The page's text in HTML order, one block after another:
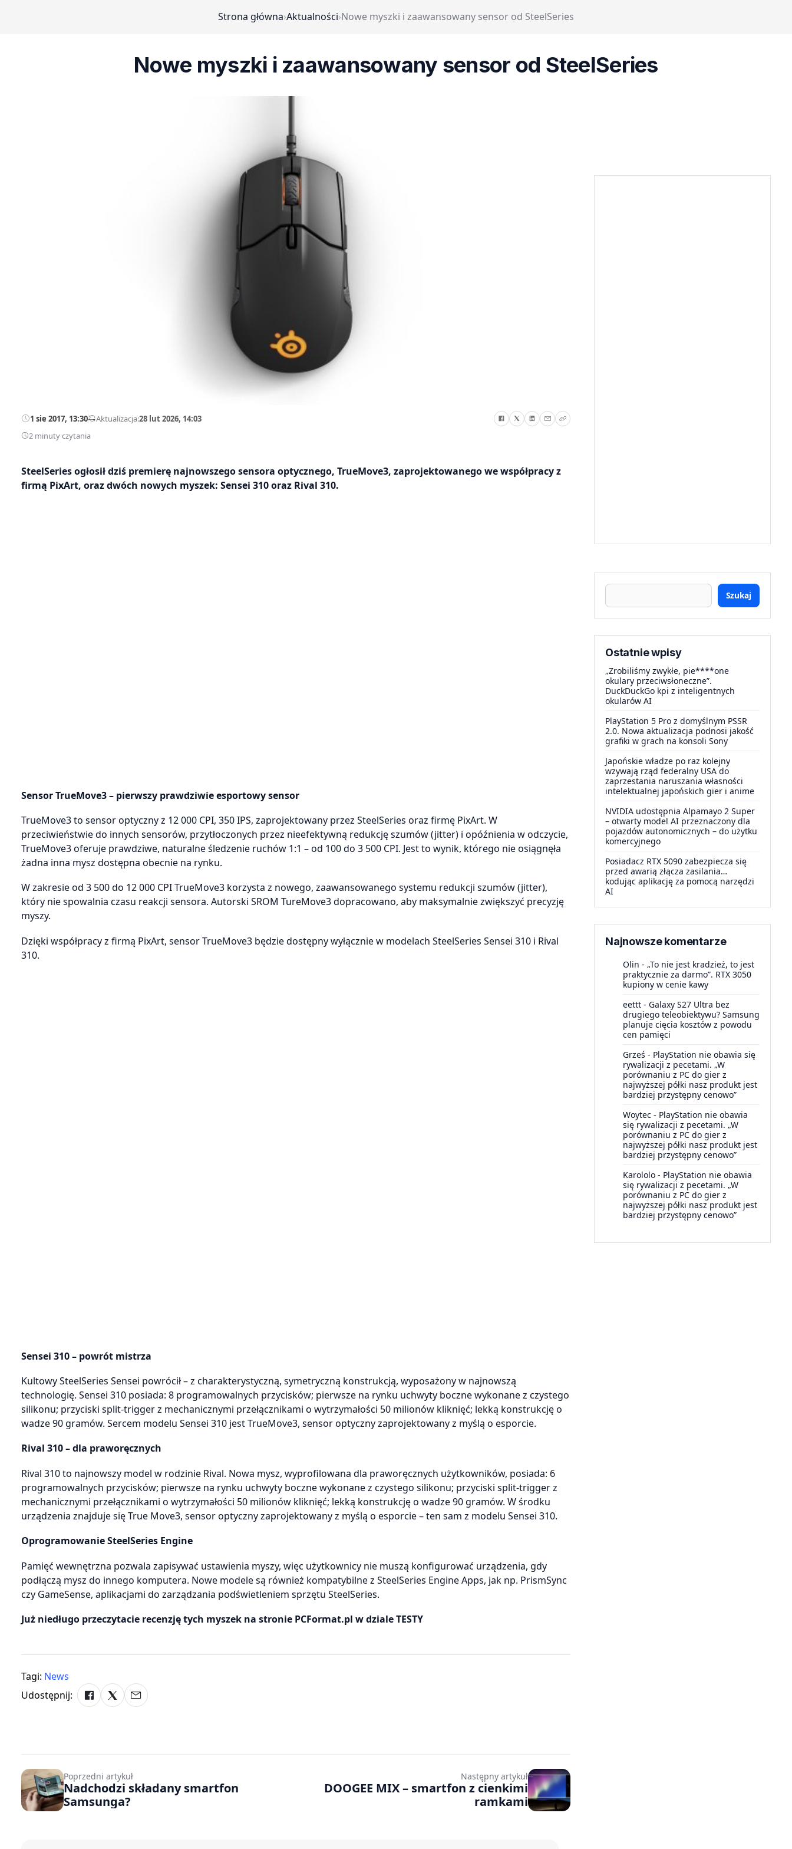
Strona główna›Aktualności›Nowe myszki i zaawansowany sensor od SteelSeries
Nowe myszki i zaawansowany sensor od SteelSeries
1 sie 2017, 13:30—Aktualizacja:28 lut 2026, 14:03
2 minuty czytania
SteelSeries ogłosił dziś premierę najnowszego sensora optycznego, TrueMove3, zaprojektowanego we współpracy z
firmą PixArt, oraz dwóch nowych myszek: Sensei 310 oraz Rival 310.
Sensor TrueMove3 – pierwszy prawdziwie esportowy sensor
TrueMove3 to sensor optyczny z 12 000 CPI, 350 IPS, zaprojektowany przez SteelSeries oraz firmę PixArt. W
przeciwieństwie do innych sensorów, przytłoczonych przez nieefektywną redukcję szumów (jitter) i opóźnienia w odczycie,
TrueMove3 oferuje prawdziwe, naturalne śledzenie ruchów 1:1 – od 100 do 3 500 CPI. Jest to wynik, którego nie osiągnęła
żadna inna mysz dostępna obecnie na rynku.
W zakresie od 3 500 do 12 000 CPI TrueMove3 korzysta z nowego, zaawansowanego systemu redukcji szumów (jitter),
który nie spowalnia czasu reakcji sensora. Autorski SROM TureMove3 dopracowano, aby maksymalnie zwiększyć precyzję
myszy.
Dzięki współpracy z firmą PixArt, sensor TrueMove3 będzie dostępny wyłącznie w modelach SteelSeries Sensei 310 i Rival
310.
Sensei 310 – powrót mistrza
Kultowy SteelSeries Sensei powrócił – z charakterystyczną, symetryczną konstrukcją, wyposażony w najnowszą
technologię. Sensei 310 posiada: 8 programowalnych przycisków; pierwsze na rynku uchwyty boczne wykonane z czystego
silikonu; przyciski split-trigger z mechanicznymi przełącznikami o wytrzymałości 50 milionów kliknięć; lekką konstrukcję o
wadze 90 gramów. Sercem modelu Sensei 310 jest TrueMove3, sensor optyczny zaprojektowany z myślą o esporcie.
Rival 310 – dla praworęcznych
Rival 310 to najnowszy model w rodzinie Rival. Nowa mysz, wyprofilowana dla praworęcznych użytkowników, posiada: 6
programowalnych przycisków; pierwsze na rynku uchwyty boczne wykonane z czystego silikonu; przyciski split-trigger z
mechanicznymi przełącznikami o wytrzymałości 50 milionów kliknięć; lekką konstrukcję o wadze 90 gramów. W środku
urządzenia znajduje się True Move3, sensor optyczny zaprojektowany z myślą o esporcie – ten sam z modelu Sensei 310.
Oprogramowanie SteelSeries Engine
Pamięć wewnętrzna pozwala zapisywać ustawienia myszy, więc użytkownicy nie muszą konfigurować urządzenia, gdy
podłączą mysz do innego komputera. Nowe modele są również kompatybilne z SteelSeries Engine Apps, jak np. PrismSync
czy GameSense, aplikacjami do zarządzania podświetleniem sprzętu SteelSeries.
Już niedługo przeczytacie recenzję tych myszek na stronie PCFormat.pl w dziale TESTY
Tagi: News
Udostępnij:
Szukaj
Ostatnie wpisy
„Zrobiliśmy zwykłe, pie****one
okulary przeciwsłoneczne”.
DuckDuckGo kpi z inteligentnych
okularów AI
PlayStation 5 Pro z domyślnym PSSR
2.0. Nowa aktualizacja podnosi jakość
grafiki w grach na konsoli Sony
Japońskie władze po raz kolejny
wzywają rząd federalny USA do
zaprzestania naruszania własności
intelektualnej japońskich gier i anime
NVIDIA udostępnia Alpamayo 2 Super
– otwarty model AI przeznaczony dla
pojazdów autonomicznych – do użytku
komercyjnego
Posiadacz RTX 5090 zabezpiecza się
przed awarią złącza zasilania…
kodując aplikację za pomocą narzędzi
AI
Najnowsze komentarze
Olin - „To nie jest kradzież, to jest
praktycznie za darmo”. RTX 3050
kupiony w cenie kawy
eettt - Galaxy S27 Ultra bez
drugiego teleobiektywu? Samsung
planuje cięcia kosztów z powodu
cen pamięci
Grześ - PlayStation nie obawia się
rywalizacji z pecetami. „W
porównaniu z PC do gier z
najwyższej półki nasz produkt jest
bardziej przystępny cenowo”
Woytec - PlayStation nie obawia
się rywalizacji z pecetami. „W
porównaniu z PC do gier z
najwyższej półki nasz produkt jest
bardziej przystępny cenowo”
Karololo - PlayStation nie obawia
się rywalizacji z pecetami. „W
porównaniu z PC do gier z
najwyższej półki nasz produkt jest
bardziej przystępny cenowo”
Poprzedni artykuł
Nadchodzi składany smartfon
Samsunga?
Następny artykuł
DOOGEE MIX – smartfon z cienkimi
ramkami